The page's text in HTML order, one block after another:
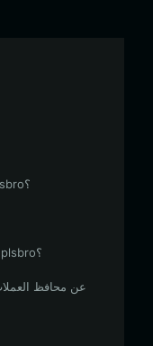
لماذا تختار محفظة Bitget plsbro؟
ما الذي يمكنك فعله بمحفظة plsbro؟